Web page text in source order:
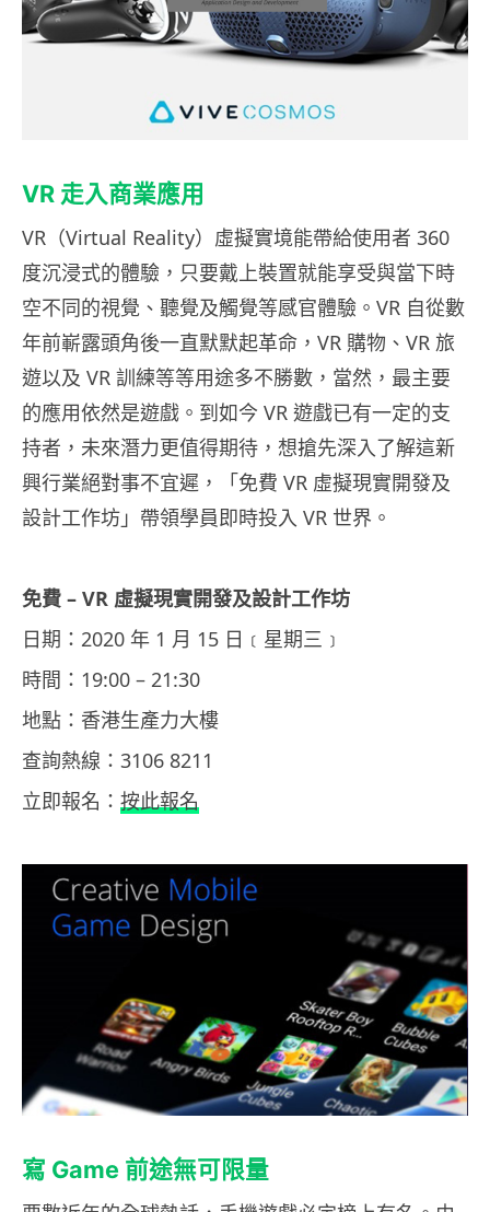
VR 走入商業應用
VR（Virtual Reality）虛擬實境能帶給使用者 360
度沉浸式的體驗，只要戴上裝置就能享受與當下時
空不同的視覺、聽覺及觸覺等感官體驗。VR 自從數
年前嶄露頭角後一直默默起革命，VR 購物、VR 旅
遊以及 VR 訓練等等用途多不勝數，當然，最主要
的應用依然是遊戲。到如今 VR 遊戲已有一定的支
持者，未來潛力更值得期待，想搶先深入了解這新
興行業絕對事不宜遲，「免費 VR 虛擬現實開發及
設計工作坊」帶領學員即時投入 VR 世界。
免費 – VR 虛擬現實開發及設計工作坊
日期：2020 年 1 月 15 日﹝星期三﹞
時間：19:00 – 21:30
地點：香港生產力大樓
查詢熱線：3106 8211
立即報名： 按此報名
寫 Game 前途無可限量